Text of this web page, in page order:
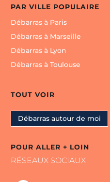
PAR VILLE POPULAIRE
Débarras à Paris
Débarras à Marseille
Débarras à Lyon
Débarras à Toulouse
TOUT VOIR
Débarras autour de moi
POUR ALLER + LOIN
RÉSEAUX SOCIAUX